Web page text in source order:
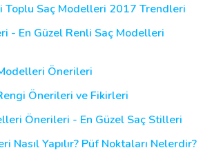
Toplu Saç Modelleri 2017 Trendleri
- En Güzel Renli Saç Modelleri
Önerileri
Önerileri ve Fikirleri
Önerileri - En Güzel Saç Stilleri
Nasıl Yapılır? Püf Noktaları Nelerdir?